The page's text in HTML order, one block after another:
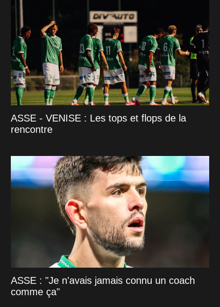
ASSE - VENISE : Les tops et flops de la
rencontre
ASSE : "Je n'avais jamais connu un coach
comme ça"